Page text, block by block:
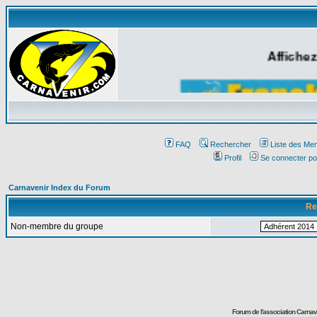
FAQ Rechercher
Liste des
Profil
Se connecter
Carnavenir Index du Forum
Non-membre du groupe
Forum de l'association